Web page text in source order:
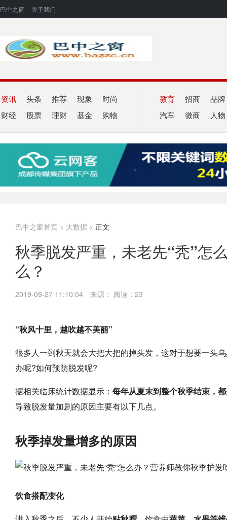
巴中之窗 关于我们
资讯 头条 推荐 现象 时尚
财经 股票 理财 基金 购物
教育 招商 品牌
汽车 微商 人物
巴中之窗首页 > 大数据 > 正文
秋季脱发严重，未老先“秃”怎
么？
2019-09-27 11:10:04 来源： 阅读：23
“秋风十里，越吹越不美丽”
很多人一到秋天就会大把大把的掉头发，这对于想要一头
办呢?如何预防脱发呢?
据相关临床统计数据显示： 每年从夏末到整个秋季结束，
导致脱发量加剧的原因主要有以下几点。
秋季掉发量增多的原因
饮食搭配变化